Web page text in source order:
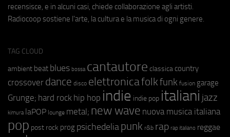
recensisce, e in alcuni casi, chiede collaborazione agli artisti.
Radiocoop sostiene l'arte, la cultura e la musica di ogni genere.
TAG CLOUD
ambient beat blues bossa cantautore classica country
crossover dance disco elettronicafolkfunk fusion garage
Grunge; hard rock hip hop indie indie pop italiani jazz
kimura laPOP lounge metal; new wave nuova musica italiana
pop post rock prog psichedeliapunk r&b rap rap italiano reggae